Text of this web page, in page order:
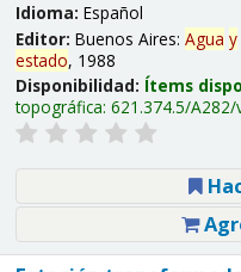
Idioma: Español
Editor: Buenos Aires: Agua y
estado, 1988
Disponibilidad: Ítems
topográfica: 621.374.5/A282/